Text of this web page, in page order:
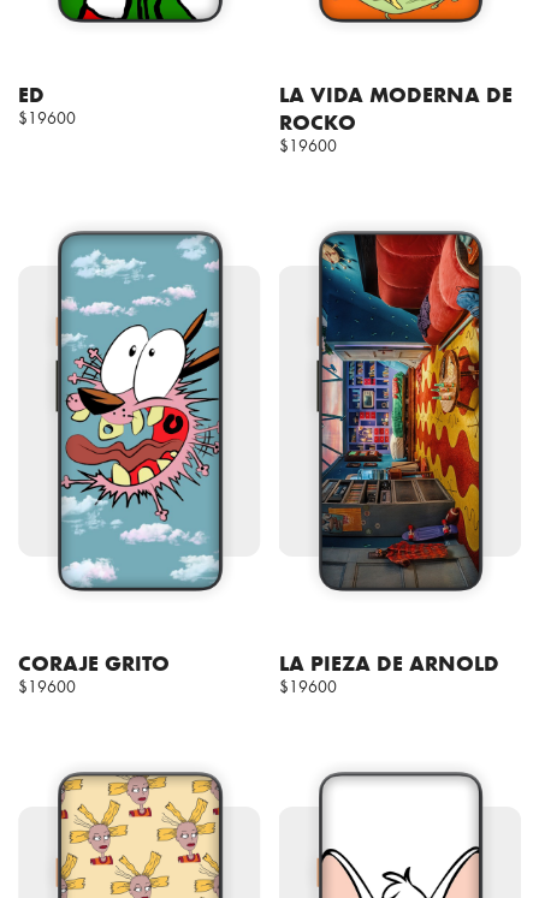
ED
$19600
LA VIDA MODERNA DE
ROCKO
$19600
CORAJE GRITO
$19600
LA PIEZA DE ARNOLD
$19600